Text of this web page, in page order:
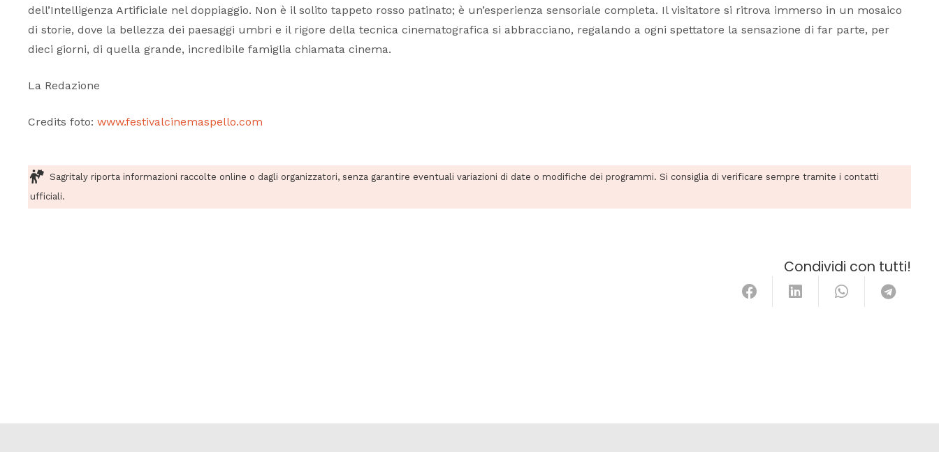
dell’Intelligenza Artificiale nel doppiaggio. Non è il solito tappeto rosso patinato; è un’esperienza sensoriale completa. Il visitatore si ritrova immerso in un mosaico
di storie, dove la bellezza dei paesaggi umbri e il rigore della tecnica cinematografica si abbracciano, regalando a ogni spettatore la sensazione di far parte, per
dieci giorni, di quella grande, incredibile famiglia chiamata cinema.
La Redazione
Credits foto: www.festivalcinemaspello.com
Sagritaly riporta informazioni raccolte online o dagli organizzatori, senza garantire eventuali variazioni di date o modifiche dei programmi. Si consiglia di verificare sempre tramite i contatti
ufficiali.
Condividi con tutti!